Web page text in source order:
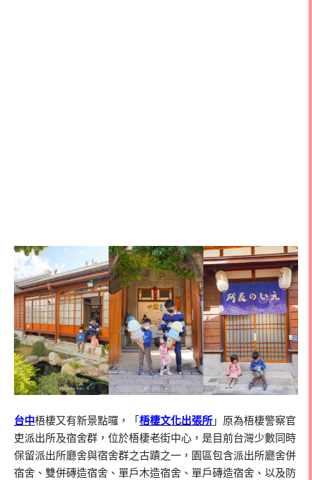
台中梧棲又有新景點囉，「梧棲文化出張所 」原為梧棲警察官
吏派出所及宿舍群，位於梧棲老街中心，是目前台灣少數同時
保留派出所廳舍與宿舍群之古蹟之一，園區包含派出所廳舍併
宿舍、雙併磚造宿舍、單戶木造宿舍、單戶磚造宿舍、以及防